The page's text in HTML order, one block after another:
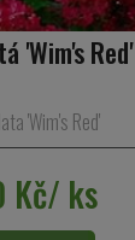
'Wim's Red'
'Wim's Red'
Kč/ ks